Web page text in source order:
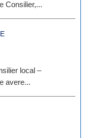
Consilier,...
local –
avere...